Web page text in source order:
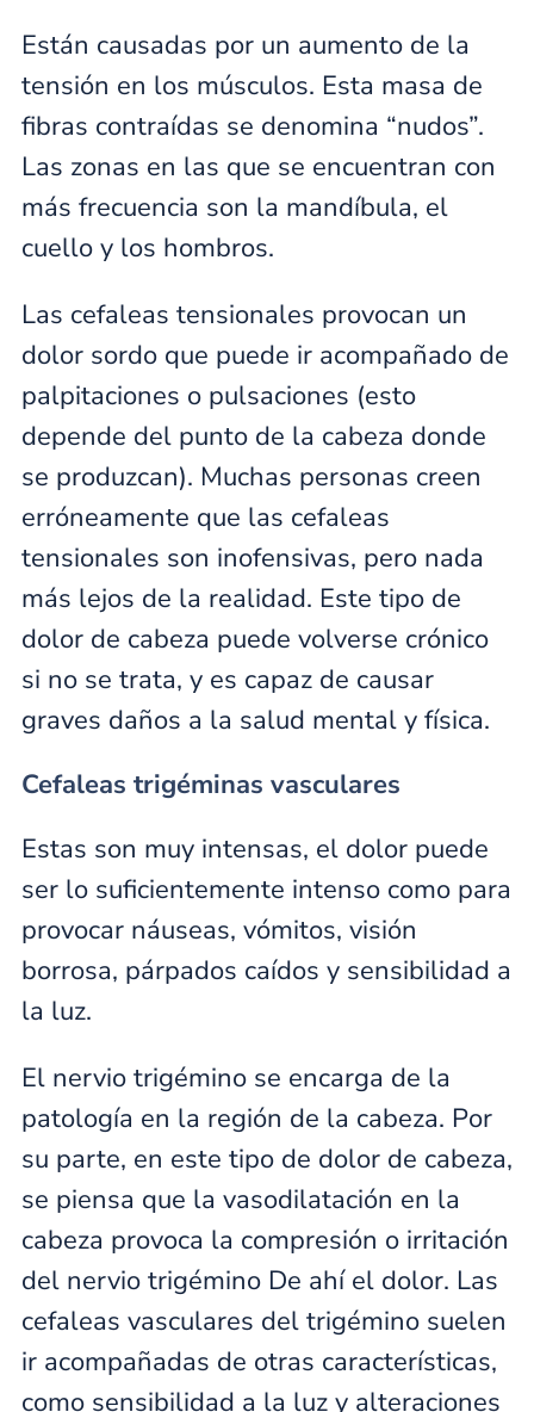
Están causadas por un aumento de la
tensión en los músculos. Esta masa de
fibras contraídas se denomina “nudos”.
Las zonas en las que se encuentran con
más frecuencia son la mandíbula, el
cuello y los hombros.
Las cefaleas tensionales provocan un
dolor sordo que puede ir acompañado de
palpitaciones o pulsaciones (esto
depende del punto de la cabeza donde
se produzcan). Muchas personas creen
erróneamente que las cefaleas
tensionales son inofensivas, pero nada
más lejos de la realidad. Este tipo de
dolor de cabeza puede volverse crónico
si no se trata, y es capaz de causar
graves daños a la salud mental y física.
Cefaleas trigéminas vasculares
Estas son muy intensas, el dolor puede
ser lo suficientemente intenso como para
provocar náuseas, vómitos, visión
borrosa, párpados caídos y sensibilidad a
la luz.
El nervio trigémino se encarga de la
patología en la región de la cabeza. Por
su parte, en este tipo de dolor de cabeza,
se piensa que la vasodilatación en la
cabeza provoca la compresión o irritación
del nervio trigémino De ahí el dolor. Las
cefaleas vasculares del trigémino suelen
ir acompañadas de otras características,
como sensibilidad a la luz y alteraciones